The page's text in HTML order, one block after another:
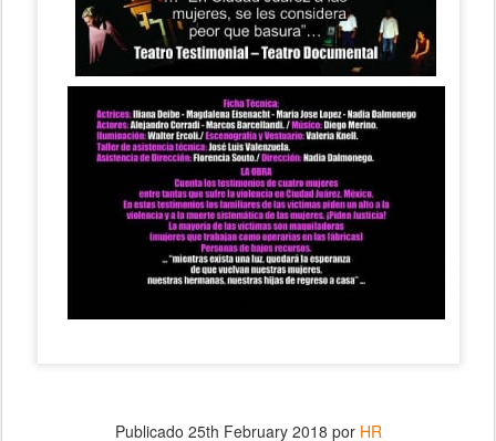
Publicado 25th February 2018 por HR